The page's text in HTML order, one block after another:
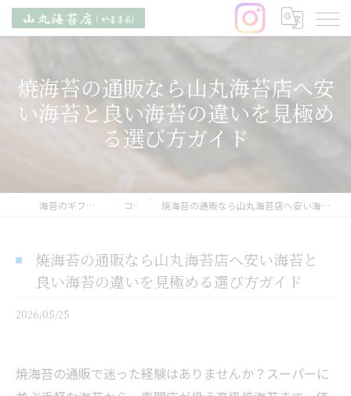
焼海苔の通販なら山丸海苔店へ安
い海苔と良い海苔の違いを見極め
る選び方ガイド
海苔のギフトなら山丸海苔店 コラム 焼海苔の通販なら山丸海苔店へ安い海苔と良い海苔の違いを見極める選び方ガイド
焼海苔の通販なら山丸海苔店へ安い海苔と
良い海苔の違いを見極める選び方ガイド
2026/05/25
焼海苔の通販で迷った経験はありませんか？スーパーに